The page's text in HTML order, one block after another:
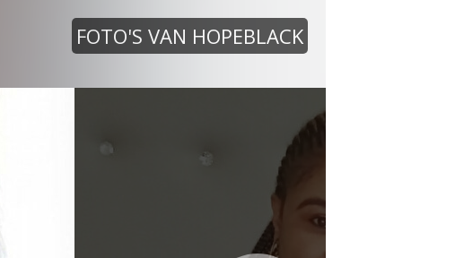
FOTO'S VAN HOPEBLACK